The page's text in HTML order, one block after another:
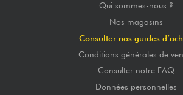
Qui sommes-nous ?
Nos magasins
Consulter nos guides
Conditions générales de
Consulter notre FAQ
Données personnelles